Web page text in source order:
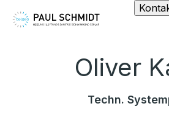
Oliver
Techn.